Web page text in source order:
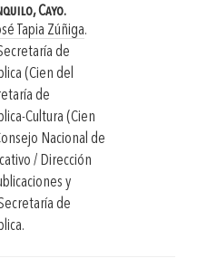
Cayo.
Tapia Zúñiga.
de
(Cien del
de
Cultura (Cien
Nacional de
/ Dirección
y
de